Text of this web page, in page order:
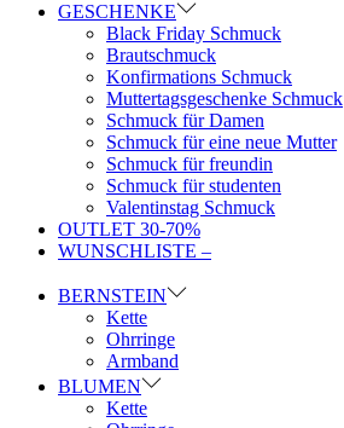
GESCHENKE
Black Friday Schmuck
Brautschmuck
Konfirmations Schmuck
Muttertagsgeschenke Schmuck
Schmuck für Damen
Schmuck für eine neue Mutter
Schmuck für freundin
Schmuck für studenten
Valentinstag Schmuck
OUTLET 30-70%
WUNSCHLISTE –
BERNSTEIN
Kette
Ohrringe
Armband
BLUMEN
Kette